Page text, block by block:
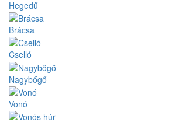
Hegedű
Brácsa
Cselló
Nagybőgő
Vonó